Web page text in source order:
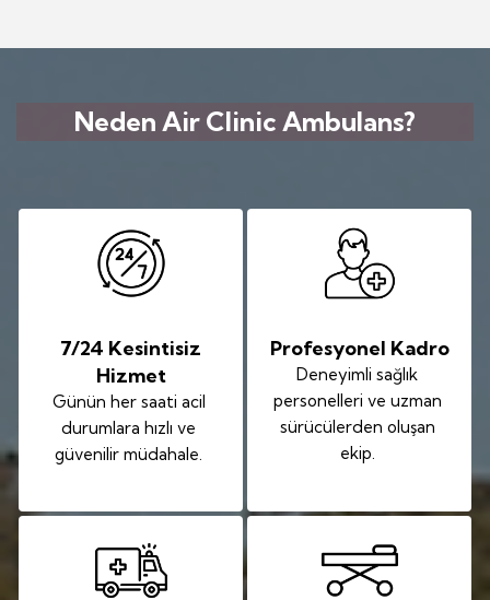
Neden Air Clinic Ambulans?
7/24 Kesintisiz
Hizmet
Günün her saati acil
durumlara hızlı ve
güvenilir müdahale.
Profesyonel Kadro
Deneyimli sağlık
personelleri ve uzman
sürücülerden oluşan
ekip.